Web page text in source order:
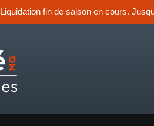
Liquidation fin de saison en cours.